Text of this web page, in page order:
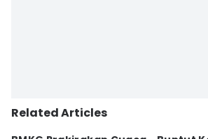
Related Articles